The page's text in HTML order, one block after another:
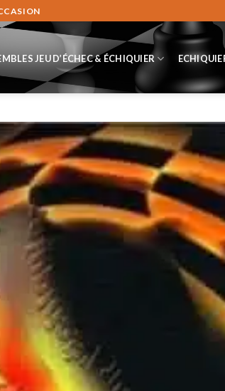
JEU D’ÉCHEC & ÉCHIQUIER